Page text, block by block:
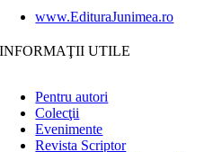
www.EdituraJunimea.ro
INFORMAŢII UTILE
Pentru autori
Colecţii
Evenimente
Revista Scriptor